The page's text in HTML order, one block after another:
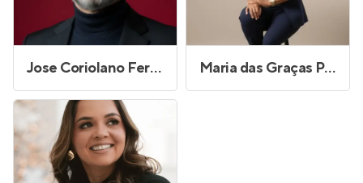
Jose Coriolano Fernandes Junior Maria das Graças Pereira Gomes